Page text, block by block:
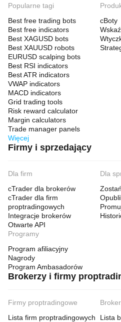
Popularne tagi
Best free trading bots
Best free indicators
Best XAGUSD bots
Best XAUUSD robots
EURUSD scalping bots
Best RSI indicators
Best ATR indicators
VWAP indicators
MACD indicators
Grid trading tools
Risk reward calculator
Margin calculators
Trade manager panels
Więcej
cBoty
Firmy i sprzedający
Dla firm
cTrader dla brokerów
cTrader dla firm
proptradingowych
Integracje brokerów
Otwarte API
Dla
Programy
Program afiliacyjny
Nagrody
Program Ambasadorów
Brokerzy i firmy
Firmy proptradingowe
Lista firm proptradingowych
Lista